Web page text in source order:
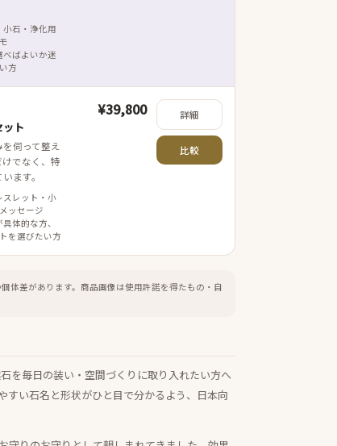
小石・浄化用
べばよいか迷
方
ト
伺って整え
でなく、特
ます。
スレット・小
ッセージ
体的な方、
を選びたい方
¥39,800 詳細
比較
体差があります。 商品画像は使用許諾を得たもの・自
を毎日の装い・空間づくりに取り入れたい方へ
すい石名と形状がひと目で分かるよう、日本向